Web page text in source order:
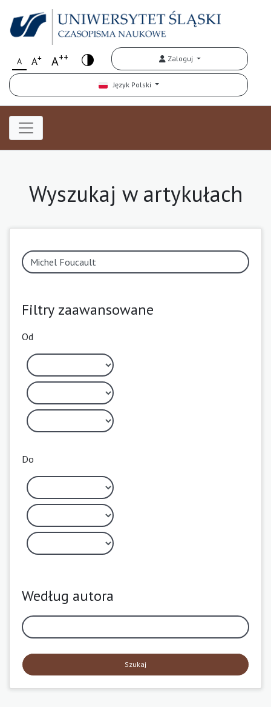
A A+ A++ Zaloguj
Język Polski
Wyszukaj w artykułach
Filtry zaawansowane
Od
Do
Według autora
Szukaj